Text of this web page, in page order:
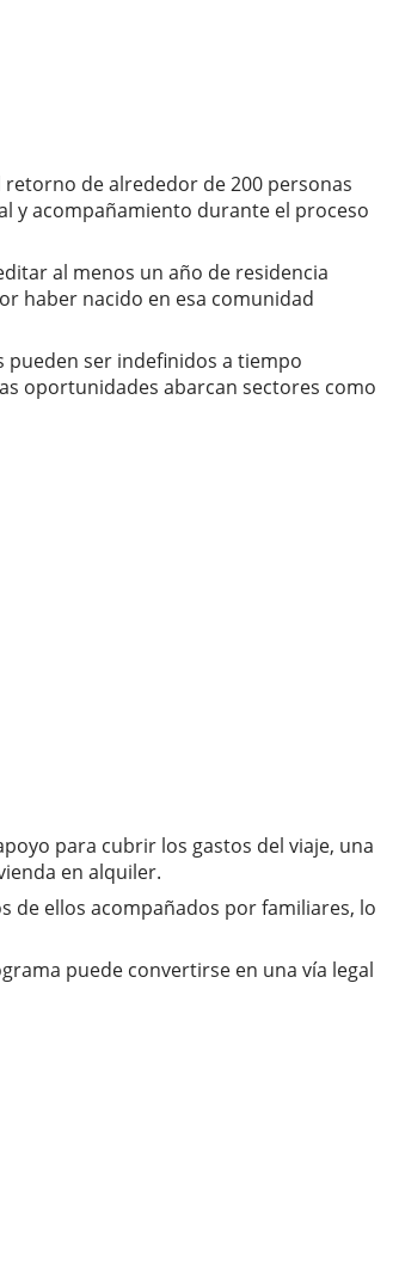
de alrededor de 200 personas
y acompañamiento durante el proceso
al menos un año de residencia
haber nacido en esa comunidad
pueden ser indefinidos a tiempo
oportunidades abarcan sectores como
para cubrir los gastos del viaje, una
en alquiler.
de ellos acompañados por familiares, lo
puede convertirse en una vía legal